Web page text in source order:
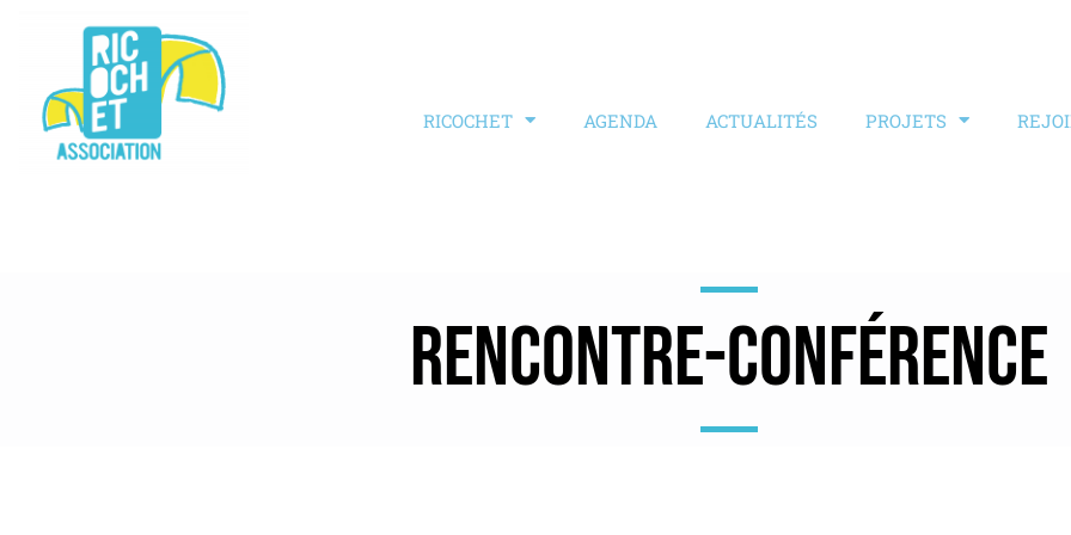
RICOCHET AGENDA ACTUALITÉS PROJETS
RENCONTRE-CONFÉRENCE